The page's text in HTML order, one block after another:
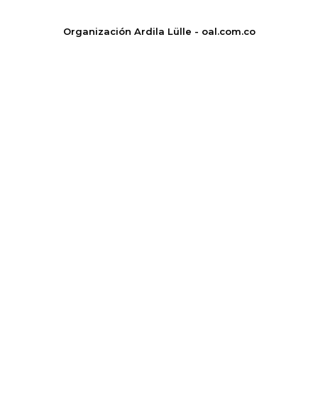
Organización Ardila Lülle - oal.com.co